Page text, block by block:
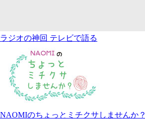
ラジオの神回 テレビで語る
NAOMIのちょっとミチクサしませんか？